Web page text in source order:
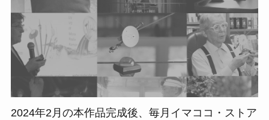
2024年2月の本作品完成後、毎月イマココ・ストア